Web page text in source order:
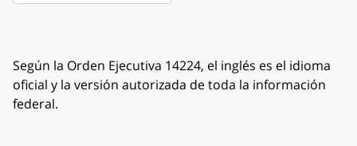
Según la Orden Ejecutiva 14224, el inglés es el idioma
oficial y la versión autorizada de toda la información
federal.